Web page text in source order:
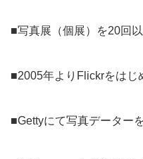
■写真展（個展）を20回
■2005年よりFlickrをはじ
■Gettyにて写真データー